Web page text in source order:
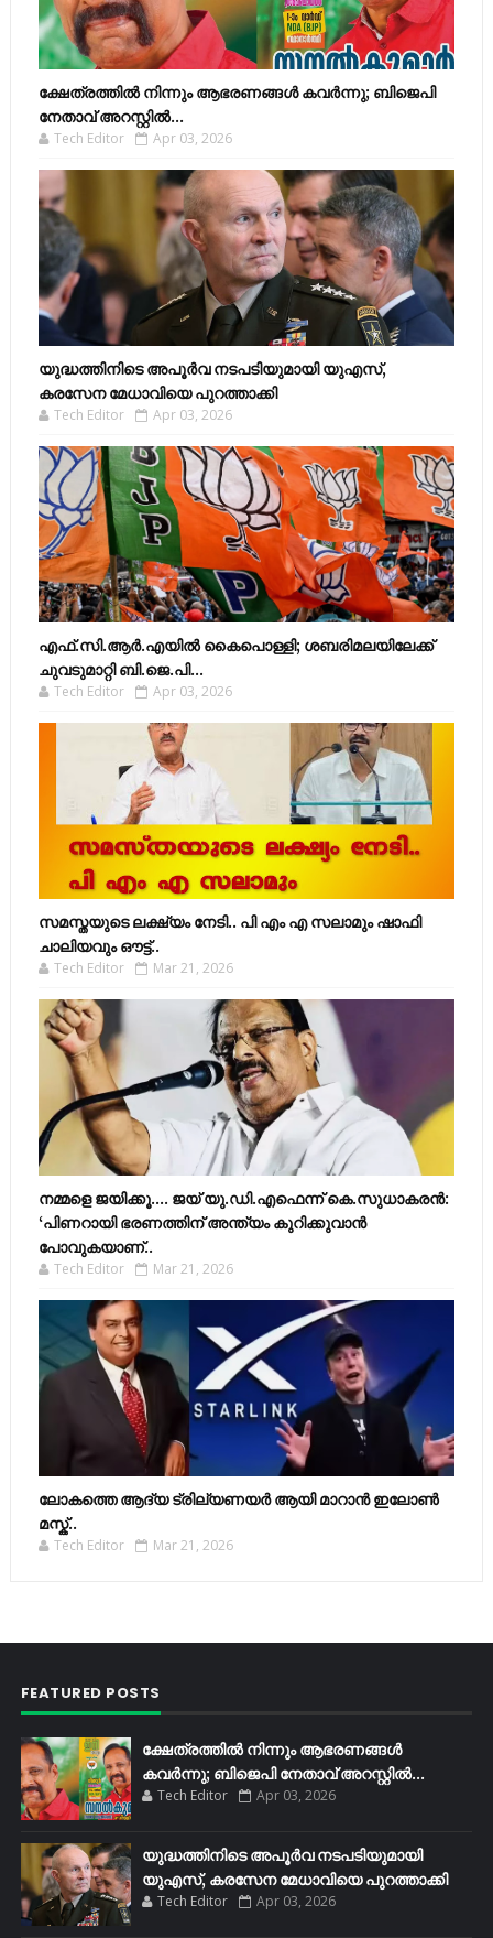
ക്ഷേത്രത്തിൽ നിന്നും ആഭരണങ്ങൾ കവർന്നു; ബിജെപി
നേതാവ് അറസ്റ്റിൽ...
Tech Editor Apr 03, 2026
യുദ്ധത്തിനിടെ അപൂർവ നടപടിയുമായി യുഎസ്,
കരസേന മേധാവിയെ പുറത്താക്കി
Tech Editor Apr 03, 2026
എഫ്​.സി.ആർ.എയിൽ കൈപൊള്ളി; ശബരിമലയിലേക്ക്​
ചുവടുമാറ്റി ബി.ജെ.പി...
Tech Editor Apr 03, 2026
സമസ്തയുടെ ലക്ഷ്യം നേടി.. പി എം എ സലാമും ഷാഫി
ചാലിയവും ഔട്ട്..
Tech Editor Mar 21, 2026
നമ്മളെ ജയിക്കൂ.... ജയ് യു.ഡി.എഫെന്ന് കെ.സുധാകരൻ:
‘പിണറായി ഭരണത്തിന് അന്ത്യം കുറിക്കുവാൻ
പോവുകയാണ്..
Tech Editor Mar 21, 2026
ലോകത്തെ ആദ്യ ട്രില്യണയർ ആയി മാറാൻ ഇലോൺ
മസ്ക്..
Tech Editor Mar 21, 2026
FEATURED POSTS
ക്ഷേത്രത്തിൽ നിന്നും ആഭരണങ്ങൾ
കവർന്നു; ബിജെപി നേതാവ് അറസ്റ്റിൽ...
Tech Editor Apr 03, 2026
യുദ്ധത്തിനിടെ അപൂർവ നടപടിയുമായി
യുഎസ്, കരസേന മേധാവിയെ പുറത്താക്കി
Tech Editor Apr 03, 2026